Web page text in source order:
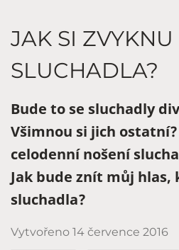
JAK SI
SLUCHADLA?
Bude to se sluchadly
Všimnou si jich
celodenní nošení
Jak bude znít můj hlas,
sluchadla?
Vytvořeno 14 července 2016